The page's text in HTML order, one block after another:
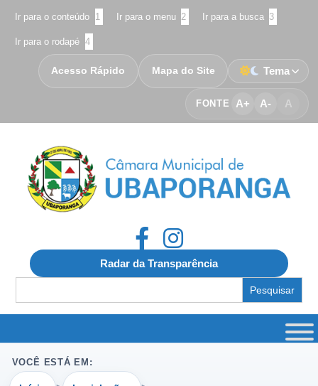
Ir para o conteúdo 1 Ir para o menu 2 Ir para a busca 3
Ir para o rodapé 4
FONTE A+ A- A
Acesso Rápido Mapa do Site Tema
Radar da Transparência
for:
VOCÊ ESTÁ EM: